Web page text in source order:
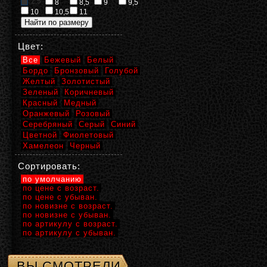
8 8,5 9
9,5
10
10,5 11
Цвет:
Все Бежевый
Белый
Бордо
Бронзовый
Голубой
Желтый
Золотистый
Зеленый
Коричневый
Красный
Медный
Оранжевый
Розовый
Серебряный
Серый
Синий
Цветной
Фиолетовый
Хамелеон
Черный
Сортировать:
по умолчанию
по цене с возраст.
по цене с убыван.
по новизне с возраст.
по новизне с убыван.
по артикулу с возраст.
по артикулу с убыван.